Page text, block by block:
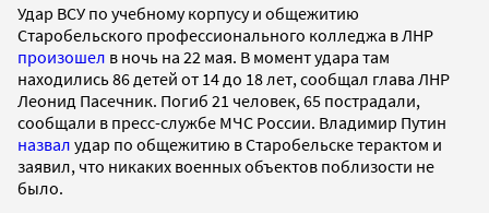
Удар ВСУ по учебному корпусу и общежитию
Старобельского профессионального колледжа в ЛНР
произошел в ночь на 22 мая. В момент удара там
находились 86 детей от 14 до 18 лет, сообщал глава ЛНР
Леонид Пасечник. Погиб 21 человек, 65 пострадали,
сообщали в пресс-службе МЧС России. Владимир Путин
назвал удар по общежитию в Старобельске терактом и
заявил, что никаких военных объектов поблизости не
было.